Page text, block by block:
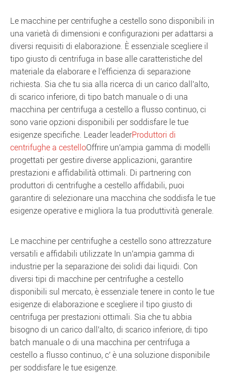
Le macchine per centrifughe a cestello sono disponibili in
una varietà di dimensioni e configurazioni per adattarsi a
diversi requisiti di elaborazione. È essenziale scegliere il
tipo giusto di centrifuga in base alle caratteristiche del
materiale da elaborare e l'efficienza di separazione
richiesta. Sia che tu sia alla ricerca di un carico dall'alto,
di scarico inferiore, di tipo batch manuale o di una
macchina per centrifuga a cestello a flusso continuo, ci
sono varie opzioni disponibili per soddisfare le tue
esigenze specifiche. Leader leaderProduttori di
centrifughe a cestelloOffrire un'ampia gamma di modelli
progettati per gestire diverse applicazioni, garantire
prestazioni e affidabilità ottimali. Di partnering con
produttori di centrifughe a cestello affidabili, puoi
garantire di selezionare una macchina che soddisfa le tue
esigenze operative e migliora la tua produttività generale.
Le macchine per centrifughe a cestello sono attrezzature
versatili e affidabili utilizzate In un'ampia gamma di
industrie per la separazione dei solidi dai liquidi. Con
diversi tipi di macchine per centrifughe a cestello
disponibili sul mercato, è essenziale tenere in conto le tue
esigenze di elaborazione e scegliere il tipo giusto di
centrifuga per prestazioni ottimali. Sia che tu abbia
bisogno di un carico dall'alto, di scarico inferiore, di tipo
batch manuale o di una macchina per centrifuga a
cestello a flusso continuo, c' è una soluzione disponibile
per soddisfare le tue esigenze.